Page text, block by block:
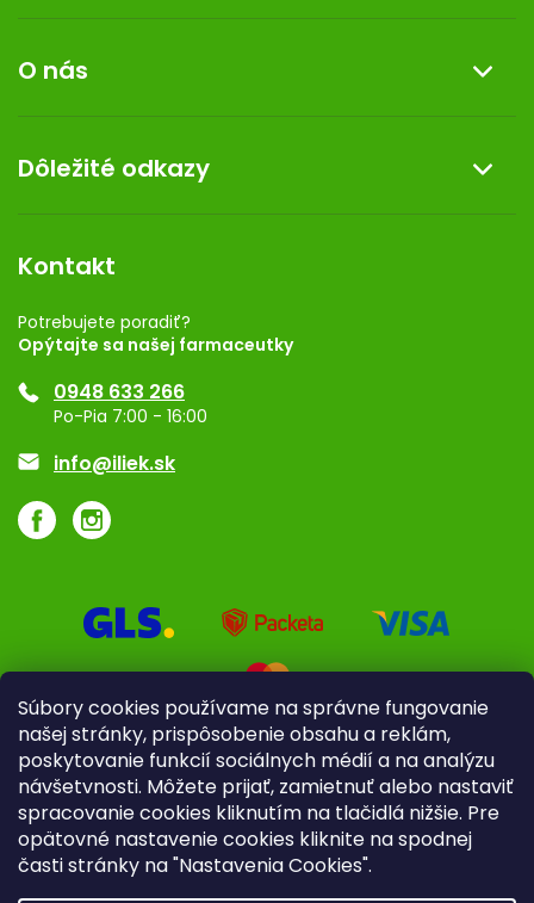
Súbory cookies používame na správne fungovanie
našej stránky, prispôsobenie obsahu a reklám,
poskytovanie funkcií sociálnych médií a na analýzu
návšetvnosti. Môžete prijať, zamietnuť alebo nastaviť
spracovanie cookies kliknutím na tlačidlá nižšie. Pre
opätovné nastavenie cookies kliknite na spodnej
časti stránky na "Nastavenia Cookies".
Reklamácia a vrátenie tovaru
Doprava a platba
Darček k nákupu
O nás
Kontakt
Dermocentrum
Dôležité odkazy
Rozhodnutie na prevádzku
Registrácia
Ponuka pre firmy
Značky
Kontakt
Potrebujete poradiť?
Opýtajte sa našej farmaceutky
0948 633 266
Po-Pia 7:00 - 16:00
info@iliek.sk
Pre firmy Poradenstvo